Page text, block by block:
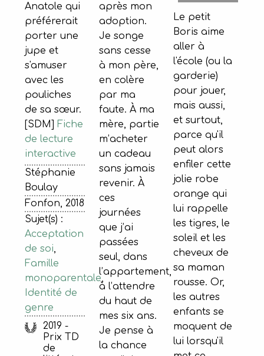
Anatole qui
préférerait
porter une
jupe et
s'amuser
avec les
pouliches
de sa sœur.
[SDM] Fiche
de lecture
interactive
Stéphanie
Boulay
Fonfon, 2018
Sujet(s) :
Acceptation
de soi,
Famille
monoparentale,
Identité de
genre
2019 -
Prix TD
de
après mon
adoption.
Je songe
sans cesse
à mon père,
en colère
par ma
faute. À ma
mère, partie
m’acheter
un cadeau
sans jamais
revenir. À
ces
journées
que j’ai
passées
seul, dans
l’appartement,
à l’attendre
du haut de
mes six ans.
Je pense à
la chance
Le petit
Boris aime
aller à
l'école (ou la
garderie)
pour jouer,
mais aussi,
et surtout,
parce qu'il
peut alors
enfiler cette
jolie robe
orange qui
lui rappelle
les tigres, le
soleil et les
cheveux de
sa maman
rousse. Or,
les autres
enfants se
moquent de
lui lorsqu'il